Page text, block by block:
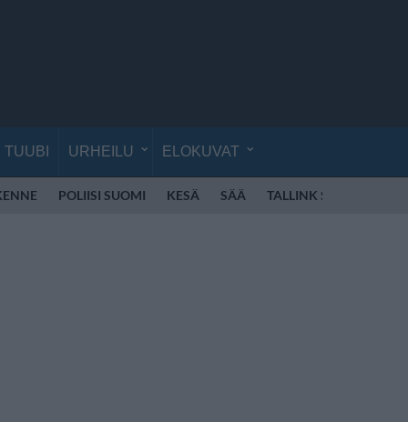
TUUBI URHEILU ELOKUVAT
POLIISI SUOMI KESÄ SÄÄ TALLINK SILJA